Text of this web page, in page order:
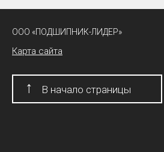
ООО «ПОДШИПНИК-ЛИДЕР»
Карта сайта
↑ В начало страницы